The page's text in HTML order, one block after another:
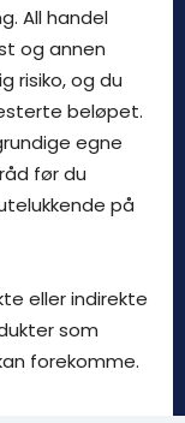
All handel
og annen
risiko, og du
beløpet.
egne
før du
på
eller indirekte
som
forekomme.